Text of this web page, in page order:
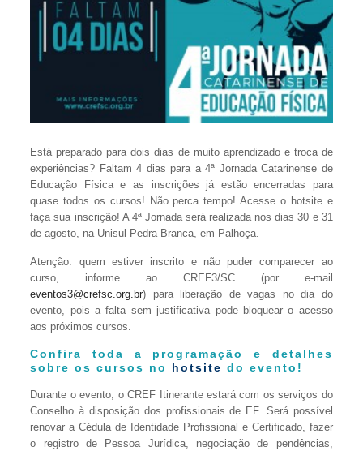
Está preparado para dois dias de muito aprendizado e troca de
experiências? Faltam 4 dias para a 4ª Jornada Catarinense de
Educação Física e as inscrições já estão encerradas para
quase todos os cursos! Não perca tempo! Acesse o hotsite e
faça sua inscrição! A 4ª Jornada será realizada nos dias 30 e 31
de agosto, na Unisul Pedra Branca, em Palhoça.
Atenção: quem estiver inscrito e não puder comparecer ao
curso, informe ao CREF3/SC (por e-mail
eventos3@crefsc.org.br) para liberação de vagas no dia do
evento, pois a falta sem justificativa pode bloquear o acesso
aos próximos cursos.
Confira toda a programação e detalhes
sobre os cursos no hotsite do evento!
Durante o evento, o CREF Itinerante estará com os serviços do
Conselho à disposição dos profissionais de EF. Será possível
renovar a Cédula de Identidade Profissional e Certificado, fazer
o registro de Pessoa Jurídica, negociação de pendências,